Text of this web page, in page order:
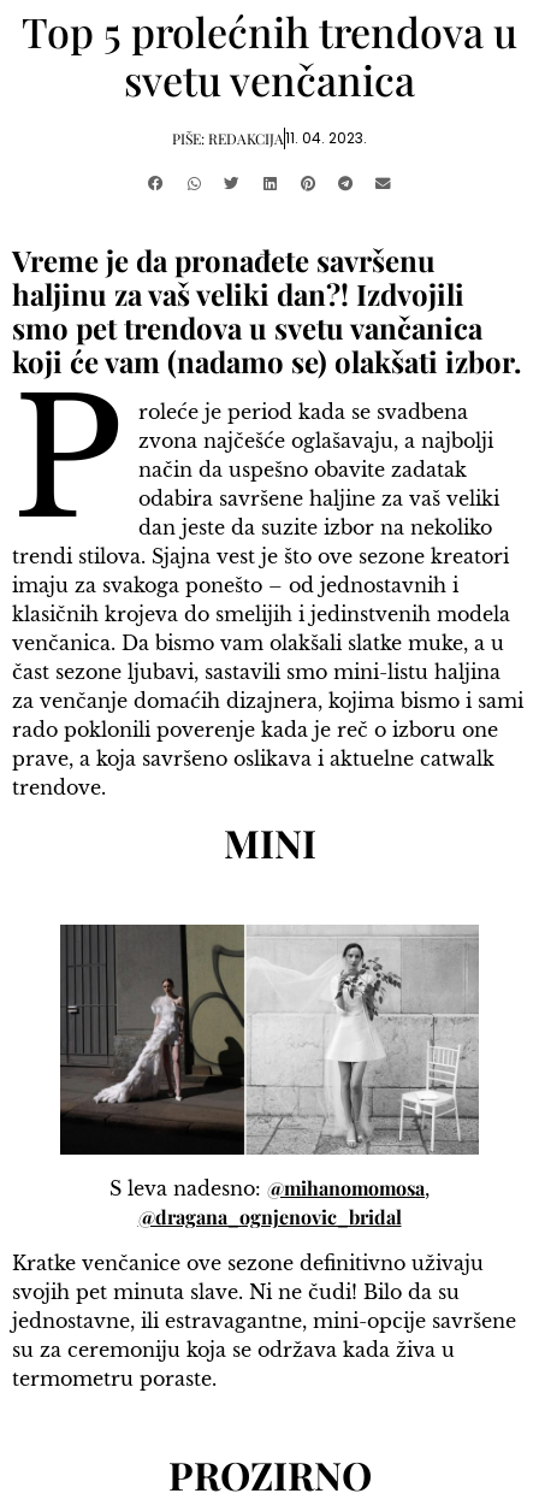
Top 5 prolećnih trendova u
svetu venčanica
PIŠE:REDAKCIJA11. 04. 2023.
Vreme je da pronađete savršenu
haljinu za vaš veliki dan?! Izdvojili
smo pet trendova u svetu vančanica
koji će vam (nadamo se) olakšati izbor.
P
roleće je period kada se svadbena
zvona najčešće oglašavaju, a najbolji
način da uspešno obavite zadatak
odabira savršene haljine za vaš veliki
dan jeste da suzite izbor na nekoliko
trendi stilova. Sjajna vest je što ove sezone kreatori
imaju za svakoga ponešto – od jednostavnih i
klasičnih krojeva do smelijih i jedinstvenih modela
venčanica. Da bismo vam olakšali slatke muke, a u
čast sezone ljubavi, sastavili smo mini-listu haljina
za venčanje domaćih dizajnera, kojima bismo i sami
rado poklonili poverenje kada je reč o izboru one
prave, a koja savršeno oslikava i aktuelne catwalk
trendove.
MINI
S leva nadesno: @mihanomomosa,
@dragana_ognjenovic_bridal
Kratke venčanice ove sezone definitivno uživaju
svojih pet minuta slave. Ni ne čudi! Bilo da su
jednostavne, ili estravagantne, mini-opcije savršene
su za ceremoniju koja se održava kada živa u
termometru poraste.
PROZIRNO